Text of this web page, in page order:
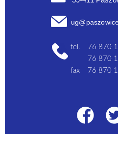
tel.
76 870
76 870
fax
76 870